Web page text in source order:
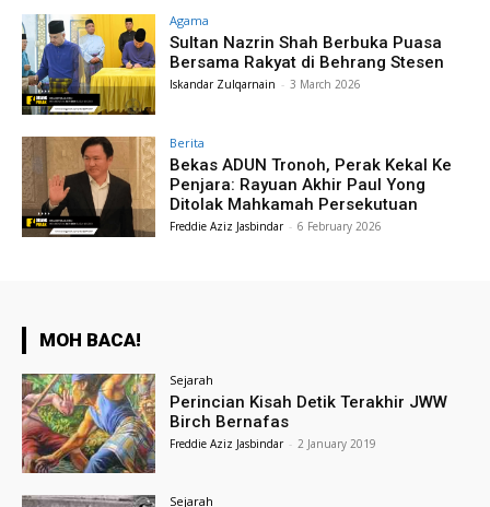
Agama
Sultan Nazrin Shah Berbuka Puasa
Bersama Rakyat di Behrang Stesen
Iskandar Zulqarnain - 3 March 2026
Berita
Bekas ADUN Tronoh, Perak Kekal Ke
Penjara: Rayuan Akhir Paul Yong
Ditolak Mahkamah Persekutuan
Freddie Aziz Jasbindar - 6 February 2026
MOH BACA!
Sejarah
Perincian Kisah Detik Terakhir JWW
Birch Bernafas
Freddie Aziz Jasbindar - 2 January 2019
Sejarah